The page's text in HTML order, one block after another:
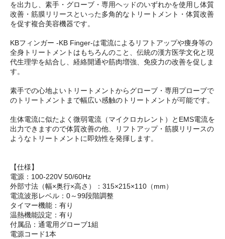
を出力し、素手・グローブ・専用ヘッドのいずれかを使用し体質
改善・筋膜リリースといった多角的なトリートメント・体質改善
を促す複合美容機器です。
KBフィンガー -KB Finger-は電流によるリフトアップや痩身等の
全身トリートメントはもちろんのこと、伝統の漢方医学文化と現
代生理学を結合し、経絡開通や筋肉増強、免疫力の改善を促しま
す。
素手での心地よいトリートメントからグローブ・専用プローブで
のトリートメントまで幅広い感触のトリートメントが可能です。
生体電流に似たよく微弱電流（マイクロカレント）とEMS電流を
出力できますので体質改善の他、リフトアップ・筋膜リリースの
ようなトリートメントに即効性を発揮します。
【仕様】
電源：100-220V 50/60Hz
外部寸法（幅×奥行×高さ）：315×215×110（mm）
電流波形レベル：0～99段階調整
タイマー機能：有り
温熱機能設定：有り
付属品：通電用グローブ1組
電源コード1本